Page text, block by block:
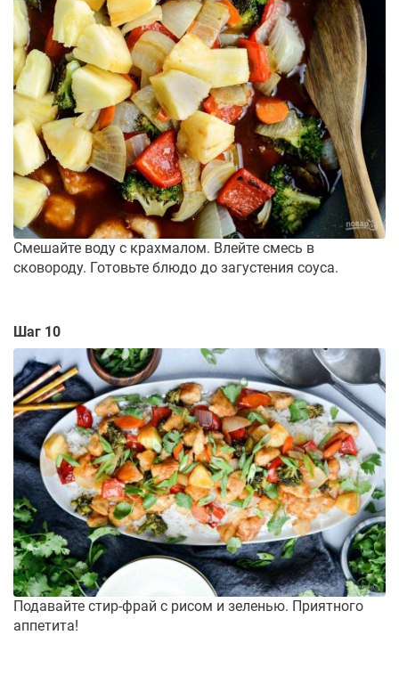
Смешайте воду с крахмалом. Влейте смесь в
сковороду. Готовьте блюдо до загустения соуса.
Шаг 10
Подавайте стир-фрай с рисом и зеленью. Приятного
аппетита!